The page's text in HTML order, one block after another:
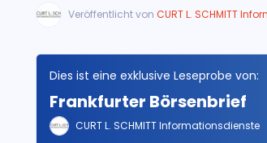
Veröffentlicht von CURT L. SCHMITT
Dies ist eine exklusive Leseprobe von:
Frankfurter Börsenbrief
CURT L. SCHMITT Informationsdienste